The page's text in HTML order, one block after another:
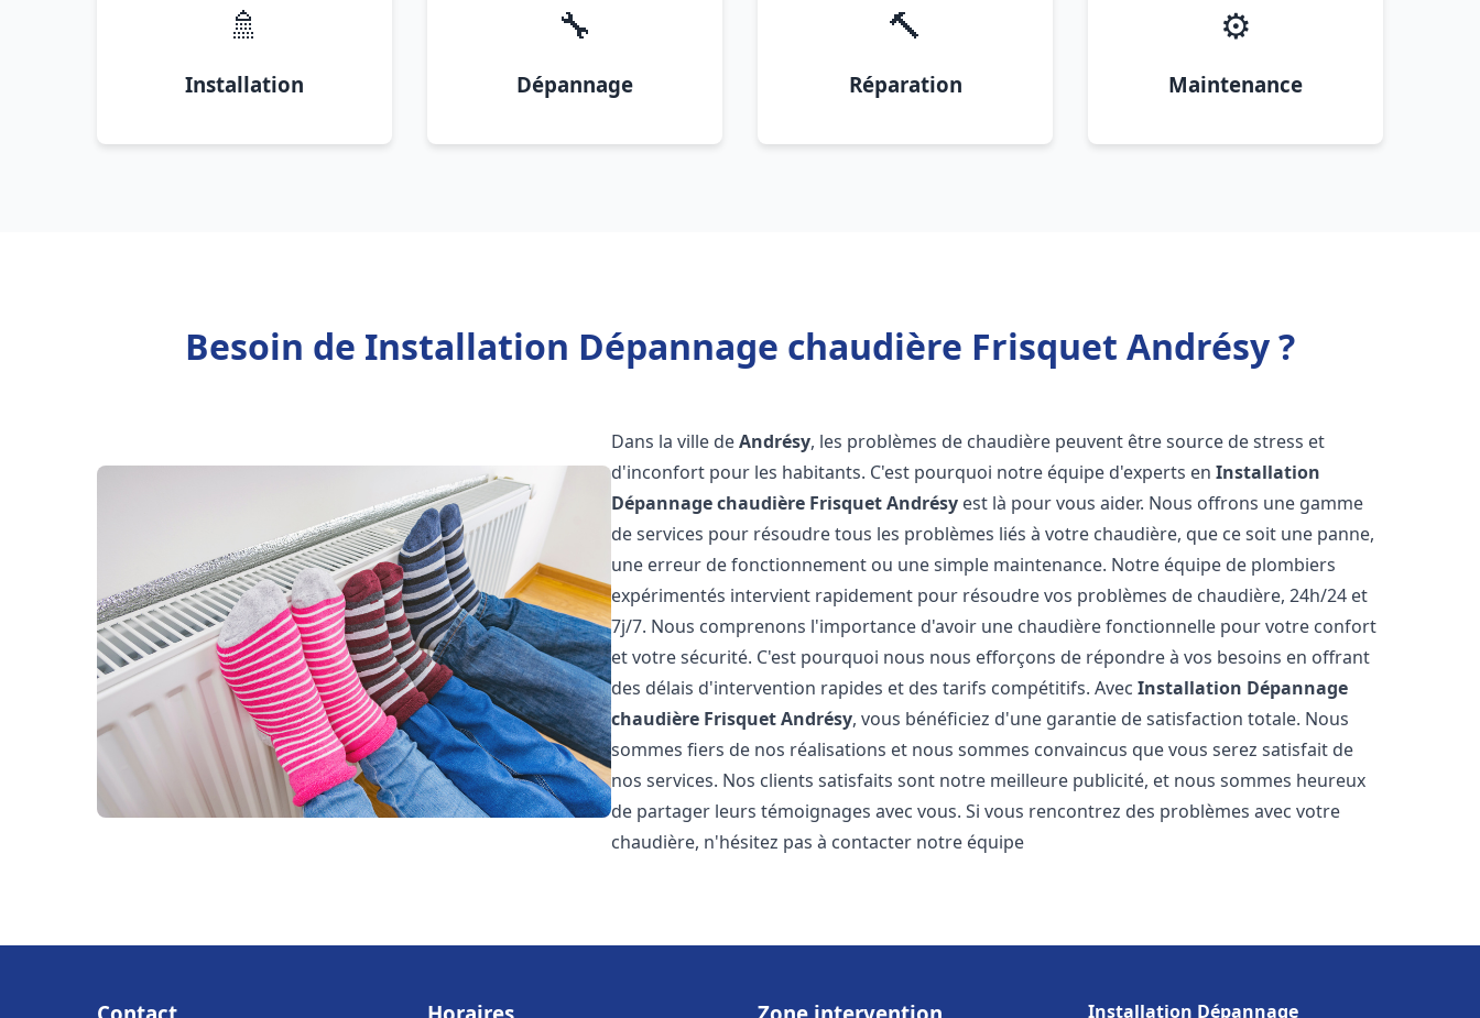
🚿
Installation
🔧
Dépannage
🔨
Réparation
⚙️
Maintenance
Besoin de Installation Dépannage chaudière Frisquet Andrésy ?
Dans la ville deAndrésy, les problèmes de chaudière peuvent être source de stress et
d'inconfort pour les habitants. C'est pourquoi notre équipe d'experts enInstallation
Dépannage chaudière FrisquetAndrésy est là pour vous aider. Nous offrons une gamme
de services pour résoudre tous les problèmes liés à votre chaudière, que ce soit une panne,
une erreur de fonctionnement ou une simple maintenance. Notre équipe de plombiers
expérimentés intervient rapidement pour résoudre vos problèmes de chaudière, 24h/24 et
7j/7. Nous comprenons l'importance d'avoir une chaudière fonctionnelle pour votre confort
et votre sécurité. C'est pourquoi nous nous efforçons de répondre à vos besoins en offrant
des délais d'intervention rapides et des tarifs compétitifs. AvecInstallation Dépannage
chaudière FrisquetAndrésy, vous bénéficiez d'une garantie de satisfaction totale. Nous
sommes fiers de nos réalisations et nous sommes convaincus que vous serez satisfait de
nos services. Nos clients satisfaits sont notre meilleure publicité, et nous sommes heureux
de partager leurs témoignages avec vous. Si vous rencontrez des problèmes avec votre
chaudière, n'hésitez pas à contacter notre équipe
Installation Dépannage